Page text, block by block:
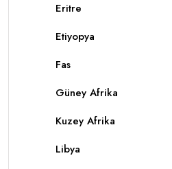
Eritre
Etiyopya
Fas
Güney Afrika
Kuzey Afrika
Libya